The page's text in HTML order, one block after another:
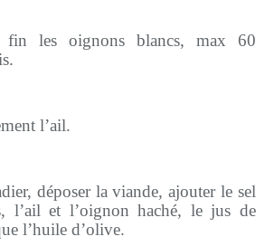
fin les oignons blancs, max 60
l’ail.
déposer la viande, ajouter le sel
l’ail et l’oignon haché, le jus de
l’huile d’olive.